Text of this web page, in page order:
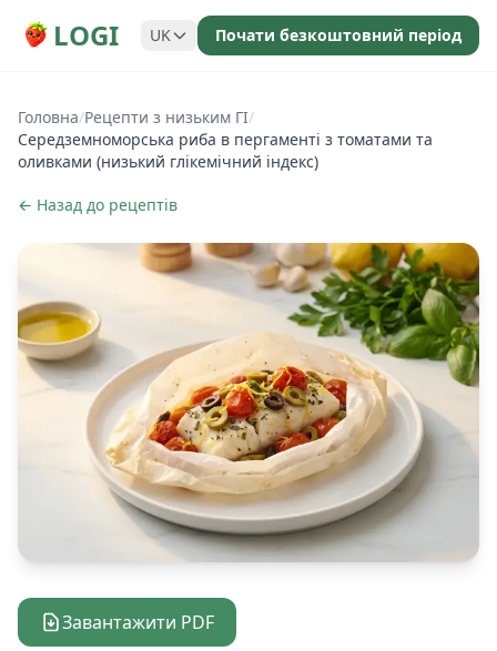
LOGI UK Почати безкоштовний період
Головна/Рецепти з низьким ГІ/
Середземноморська риба в пергаменті з томатами та
оливками (низький глікемічний індекс)
← Назад до рецептів
Завантажити PDF